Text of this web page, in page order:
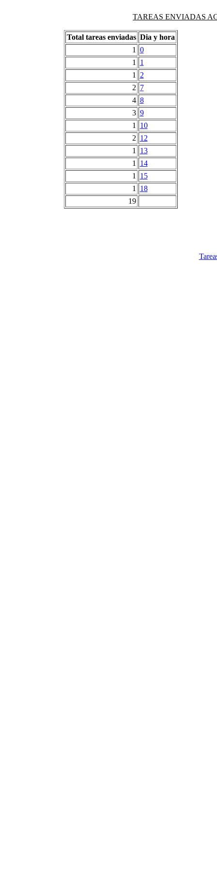
TAREAS ENVIADAS
Total tareas enviadas Dia y hora
1
0
1
1
1
2
2 7
4 8
3 9
1
10
2 12
1
13
1
14
1
15
1
18
19